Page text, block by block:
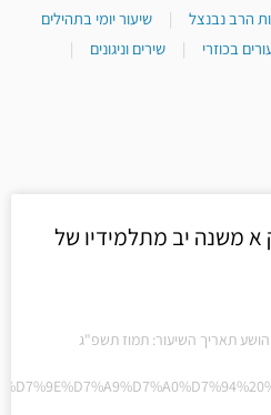
הרב נבנצל |
שיעור יומי בתהילים
בכוזרי | שירים וניגונים
|
א משנה יב מתלמידיו של
תאריך השיעור: תמוז תשפ"ג